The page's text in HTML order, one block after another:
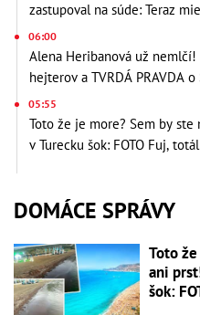
zastupoval na súde: Teraz
06:00
Alena Heribanová už
hejterov a TVRDÁ PRAVDA
05:55
Toto že je more? Sem by
v Turecku šok: FOTO Fuj,
DOMÁCE SPRÁVY
Toto
ani
šok: